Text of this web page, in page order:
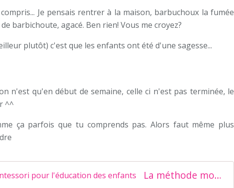
Je pensais rentrer à la maison, barbuchoux la fumée
barbichoute, agacé. Ben rien! Vous me croyez?
plutôt) c'est que les enfants ont été d'une sagesse...
n'est qu'en début de semaine, celle ci n'est pas terminée, le
^^
ça parfois que tu comprends pas. Alors faut même plus
La méthode montessori pour l'éducation des enfants